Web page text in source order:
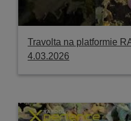
Travolta na platformie
4.03.2026